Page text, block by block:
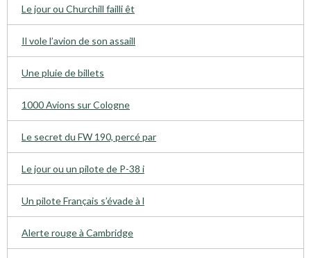
Le jour ou Churchill failli êt
Il vole l’avion de son assaill
Une pluie de billets
1000 Avions sur Cologne
Le secret du FW 190, percé par
Le jour ou un pilote de P-38 i
Un pilote Français s’évade à l
Alerte rouge à Cambridge